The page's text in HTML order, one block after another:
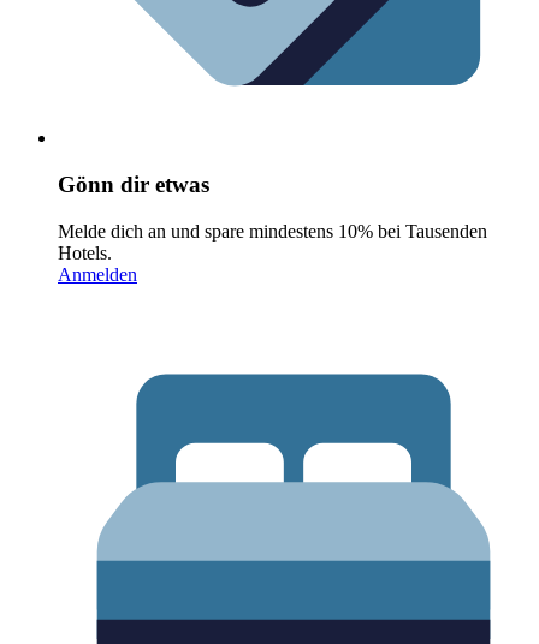
Gönn dir etwas
Melde dich an und spare mindestens 10% bei Tausenden
Hotels.
Anmelden